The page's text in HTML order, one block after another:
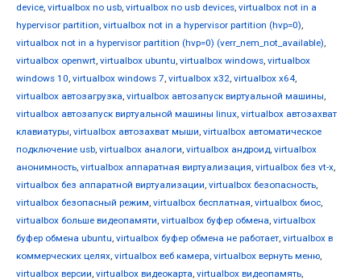
device, virtualbox no usb, virtualbox no usb devices, virtualbox not in a
hypervisor partition, virtualbox not in a hypervisor partition (hvp=0),
virtualbox not in a hypervisor partition (hvp=0) (verr_nem_not_available),
virtualbox openwrt, virtualbox ubuntu, virtualbox windows, virtualbox
windows 10, virtualbox windows 7, virtualbox x32, virtualbox x64,
virtualbox автозагрузка, virtualbox автозапуск виртуальной машины,
virtualbox автозапуск виртуальной машины linux, virtualbox автозахват
клавиатуры, virtualbox автозахват мыши, virtualbox автоматическое
подключение usb, virtualbox аналоги, virtualbox андроид, virtualbox
анонимность, virtualbox аппаратная виртуализация, virtualbox без vt-x,
virtualbox без аппаратной виртуализации, virtualbox безопасность,
virtualbox безопасный режим, virtualbox бесплатная, virtualbox биос,
virtualbox больше видеопамяти, virtualbox буфер обмена, virtualbox
буфер обмена ubuntu, virtualbox буфер обмена не работает, virtualbox в
коммерческих целях, virtualbox веб камера, virtualbox вернуть меню,
virtualbox версии, virtualbox видеокарта, virtualbox видеопамять,